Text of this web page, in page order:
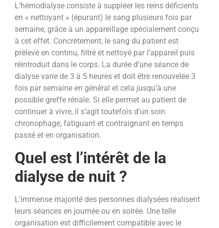
L’hémodialyse consiste à suppléer les reins déficients
en « nettoyant » (épurant) le sang plusieurs fois par
semaine, grâce à un appareillage spécialement conçu
à cet effet. Concrètement, le sang du patient est
prélevé en continu, filtré et nettoyé par l’appareil puis
réintroduit dans le corps. La durée d’une séance de
dialyse varie de 3 à 5 heures et doit être renouvelée 3
fois par semaine en général et cela jusqu’à une
possible greffe rénale. Si elle permet au patient de
continuer à vivre, il s’agit toutefois d’un soin
chronophage, fatiguant et contraignant en temps
passé et en organisation.
Quel est l’intérêt de la
dialyse de nuit ?
L’immense majorité des personnes dialysées réalisent
leurs séances en journée ou en soirée. Une telle
organisation est difficilement compatible avec le